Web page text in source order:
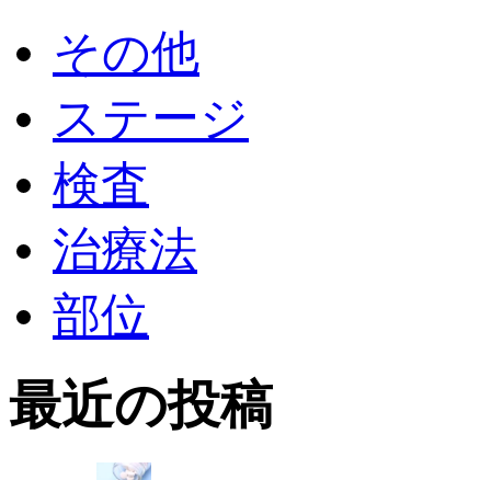
その他
ステージ
検査
治療法
部位
最近の投稿